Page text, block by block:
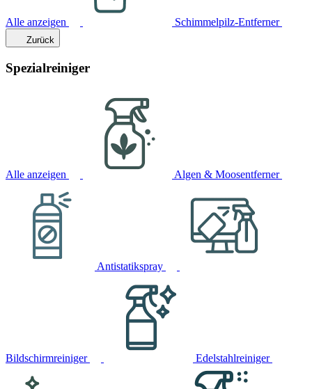
Alle anzeigen Schimmelpilz-Entferner
Zurück
Spezialreiniger
Alle anzeigen Algen & Moosentferner
Antistatikspray
Bildschirmreiniger Edelstahlreiniger